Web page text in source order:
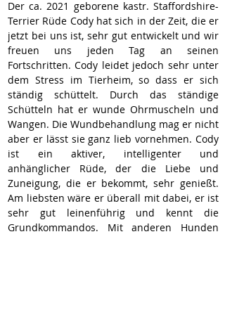
Der ca. 2021 geborene kastr. Staffordshire-
Terrier Rüde Cody hat sich in der Zeit, die er
jetzt bei uns ist, sehr gut entwickelt und wir
freuen uns jeden Tag an seinen
Fortschritten. Cody leidet jedoch sehr unter
dem Stress im Tierheim, so dass er sich
ständig schüttelt. Durch das ständige
Schütteln hat er wunde Ohrmuscheln und
Wangen. Die Wundbehandlung mag er nicht
aber er lässt sie ganz lieb vornehmen. Cody
ist ein aktiver, intelligenter und
anhänglicher Rüde, der die Liebe und
Zuneigung, die er bekommt, sehr genießt.
Am liebsten wäre er überall mit dabei, er ist
sehr gut leinenführig und kennt die
Grundkommandos. Mit anderen Hunden